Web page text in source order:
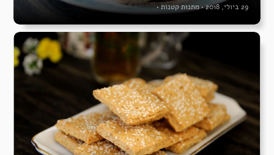
29 ביולי, 2018 •מתנות קטנות•